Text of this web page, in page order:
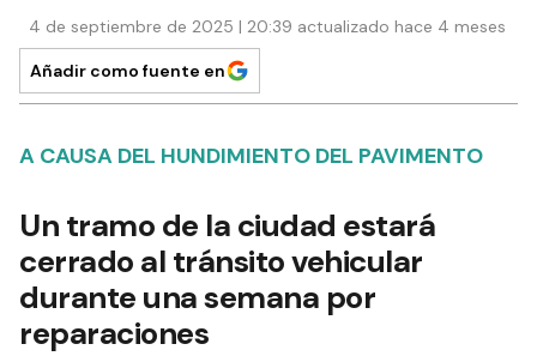
4 de septiembre de 2025 | 20:39 actualizado hace 4 meses
Añadir como fuente en
A CAUSA DEL HUNDIMIENTO DEL PAVIMENTO
Un tramo de la ciudad estará
cerrado al tránsito vehicular
durante una semana por
reparaciones